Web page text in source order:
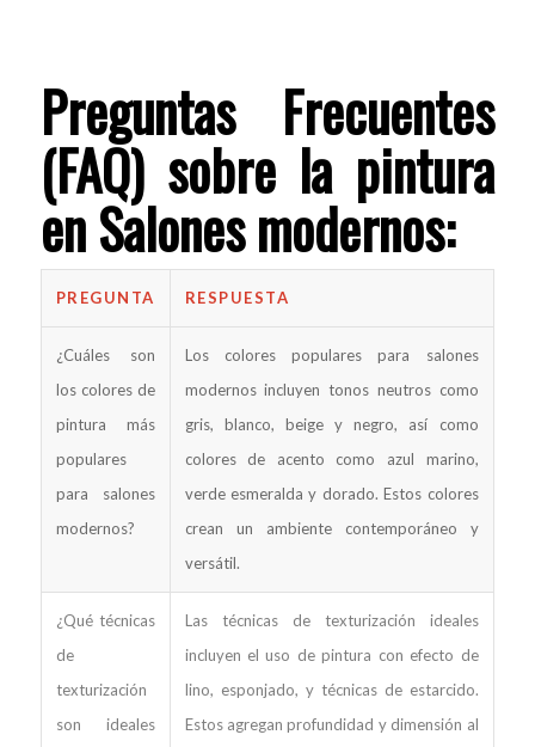
Preguntas Frecuentes
(FAQ) sobre la pintura
en Salones modernos:
PREGUNTA RESPUESTA
¿Cuáles son
los colores de
pintura más
populares
para salones
modernos?
Los colores populares para salones
modernos incluyen tonos neutros como
gris, blanco, beige y negro, así como
colores de acento como azul marino,
verde esmeralda y dorado. Estos colores
crean un ambiente contemporáneo y
versátil.
¿Qué técnicas
de
texturización
son ideales
Las técnicas de texturización ideales
incluyen el uso de pintura con efecto de
lino, esponjado, y técnicas de estarcido.
Estos agregan profundidad y dimensión al